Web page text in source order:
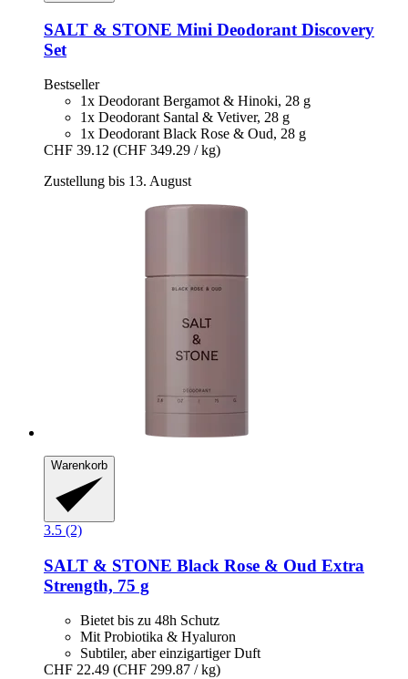
SALT & STONE Mini Deodorant Discovery
Set
Bestseller
1x Deodorant Bergamot & Hinoki, 28 g
1x Deodorant Santal & Vetiver, 28 g
1x Deodorant Black Rose & Oud, 28 g
CHF 39.12 (CHF 349.29 / kg)
Zustellung bis 13. August
Warenkorb
3.5 (2)
SALT & STONE Black Rose & Oud Extra
Strength, 75 g
Bietet bis zu 48h Schutz
Mit Probiotika & Hyaluron
Subtiler, aber einzigartiger Duft
CHF 22.49 (CHF 299.87 / kg)